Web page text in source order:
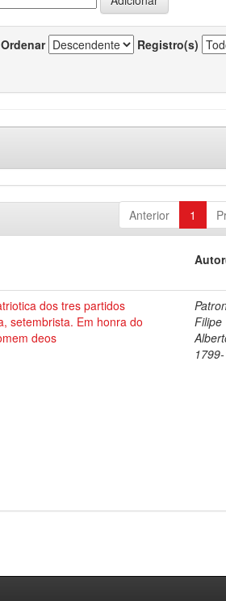
Ordenar Registro(s)
Anterior 1
dos tres partidos
setembrista. Em honra do
deos
Filipe